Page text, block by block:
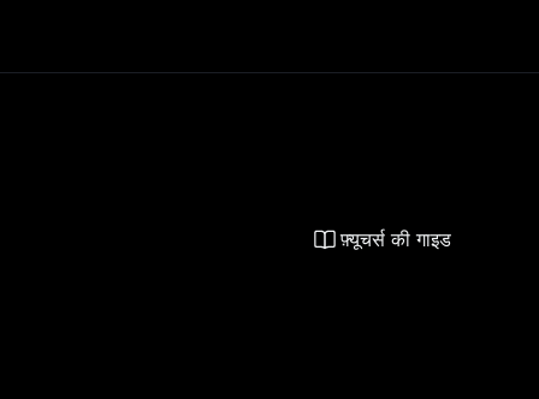
फ़्यूचर्स की गाइड